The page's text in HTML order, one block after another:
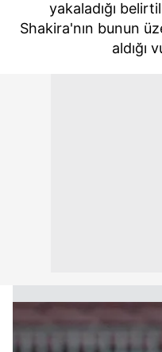
yakaladığı
Shakira'nın bunun
aldığı